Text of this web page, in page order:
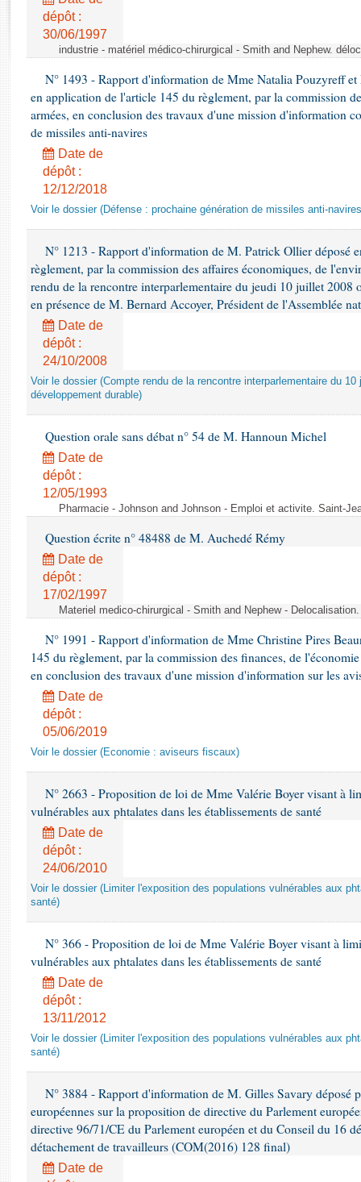
Rapports d'enquête
Rapports législatifs
Dossiers législatifs
Budget et sécurité sociale
Questions écrites et orales
Comptes rendus des débats
dépôt :
30/06/1997
industrie - matériel médico-chirurgical - Smith and Nephew.
N° 1493 - Rapport d'information de Mme Natalia Pouzyreff
en application de l'article 145 du règlement, par la commission
armées, en conclusion des travaux d'une mission d'information
de missiles anti-navires
Date de
dépôt :
12/12/2018
Voir le dossier (Défense : prochaine génération de missiles anti-
N° 1213 - Rapport d'information de M. Patrick Ollier déposé
règlement, par la commission des affaires économiques, de
rendu de la rencontre interparlementaire du jeudi 10 juillet 2008
en présence de M. Bernard Accoyer, Président de l'Assemblée
Date de
dépôt :
24/10/2008
Voir le dossier (Compte rendu de la rencontre interparlementaire du
développement durable)
Question orale sans débat n° 54 de M. Hannoun Michel
Date de
dépôt :
12/05/1993
Pharmacie - Johnson and Johnson - Emploi et activite. Saint-
Question écrite n° 48488 de M. Auchedé Rémy
Date de
dépôt :
17/02/1997
Materiel medico-chirurgical - Smith and Nephew -
N° 1991 - Rapport d'information de Mme Christine Pires
145 du règlement, par la commission des finances, de
en conclusion des travaux d'une mission d'information sur les
Date de
dépôt :
05/06/2019
Voir le dossier (Economie : aviseurs fiscaux)
N° 2663 - Proposition de loi de Mme Valérie Boyer visant à
vulnérables aux phtalates dans les établissements de santé
Date de
dépôt :
24/06/2010
Voir le dossier (Limiter l'exposition des populations vulnérables aux
santé)
N° 366 - Proposition de loi de Mme Valérie Boyer visant à
vulnérables aux phtalates dans les établissements de santé
Date de
dépôt :
13/11/2012
Voir le dossier (Limiter l'exposition des populations vulnérables aux
santé)
N° 3884 - Rapport d'information de M. Gilles Savary déposé
européennes sur la proposition de directive du Parlement
directive 96/71/CE du Parlement européen et du Conseil du 16
détachement de travailleurs (COM(2016) 128 final)
Date de